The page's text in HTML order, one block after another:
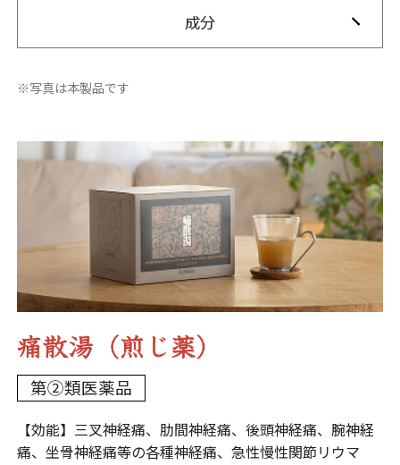
成分
※写真は本製品です
第②類医薬品
【効能】三叉神経痛、肋間神経痛、後頭神経痛、腕神経
痛、坐骨神経痛等の各種神経痛、急性慢性関節リウマ